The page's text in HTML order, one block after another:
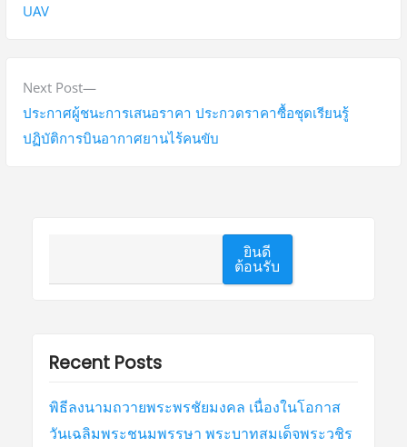
UAV
Next Post
ประกาศผู้ชนะการเสนอราคา ประกวดราคาซื้อชุดเรียนรู้
ปฏิบัติการบินอากาศยานไร้คนขับ
ยินดี
ต้อนรับ
Recent Posts
พิธีลงนามถวายพระพรชัยมงคล เนื่องในโอกาส
วันเฉลิมพระชนมพรรษา พระบาทสมเด็จพระวชิร